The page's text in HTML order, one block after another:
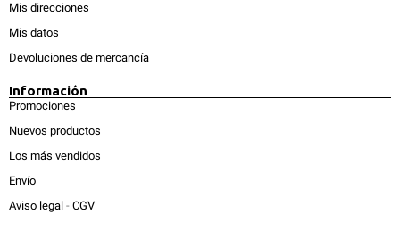
Mis direcciones
Mis datos
Devoluciones de mercancía
Información
Promociones
Nuevos productos
Los más vendidos
Envío
Aviso legal - CGV